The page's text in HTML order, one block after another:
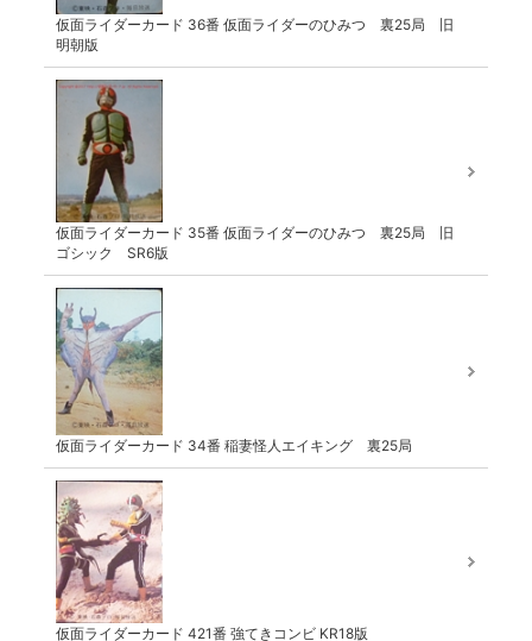
仮面ライダーカード 36番 仮面ライダーのひみつ 裏25局 旧
明朝版
仮面ライダーカード 35番 仮面ライダーのひみつ 裏25局 旧
ゴシック SR6版
仮面ライダーカード 34番 稲妻怪人エイキング 裏25局
仮面ライダーカード 421番 強てきコンビ KR18版